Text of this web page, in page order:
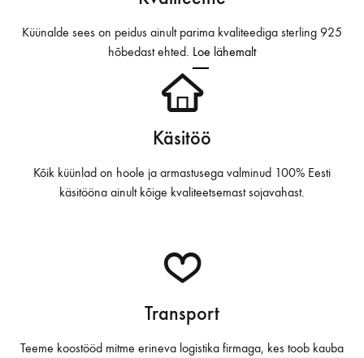
d
e
o
Küünalde sees on peidus ainult parima kvaliteediga sterling 925
hõbedast ehted. Loe lähemalt
Käsitöö
Kõik küünlad on hoole ja armastusega valminud 100% Eesti
käsitööna ainult kõige kvaliteetsemast sojavahast.
Transport
Teeme koostööd mitme erineva logistika firmaga, kes toob kauba